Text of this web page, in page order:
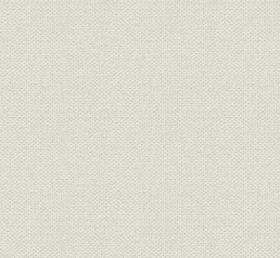
工場配置図 大正9年
東洋陶器設立の母体となった製
陶研究所
大正初期
森村組本社 [大正7年
森村系企業一覧 大正9年
豊明会の寄付によって建てられ
た日本女子大学付属豊明小学校
[明治39年